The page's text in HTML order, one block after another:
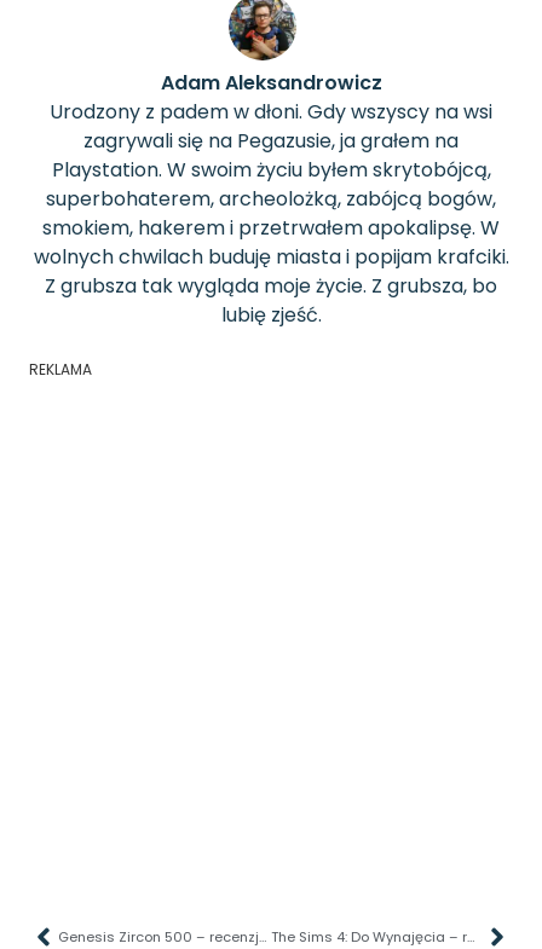
Adam Aleksandrowicz
Urodzony z padem w dłoni. Gdy wszyscy na wsi
zagrywali się na Pegazusie, ja grałem na
Playstation. W swoim życiu byłem skrytobójcą,
superbohaterem, archeolożką, zabójcą bogów,
smokiem, hakerem i przetrwałem apokalipsę. W
wolnych chwilach buduję miasta i popijam krafciki.
Z grubsza tak wygląda moje życie. Z grubsza, bo
lubię zjeść.
REKLAMA
Genesis Zircon 500 – recenzja myszki – sam zdecyduj czy chcesz przewodowo, czy nie! The Sims 4: Do Wynajęcia – recenzja gry. Z pamiętnika wąsatego Landlorda.